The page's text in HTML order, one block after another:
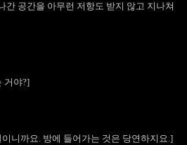
간 공간을 아무런 저항도 받지 않고 지나쳐
거야?]
니까요. 방에 들어가는 것은 당연하지요.]